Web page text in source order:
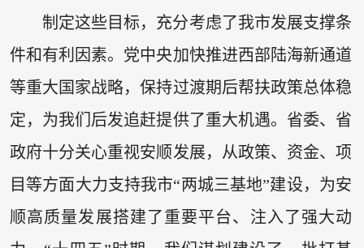
制定这些目标，充分考虑了我市发展支撑条
件和有利因素。党中央加快推进西部陆海新通道
等重大国家战略，保持过渡期后帮扶政策总体稳
定，为我们后发追赶提供了重大机遇。省委、省
政府十分关心重视安顺发展，从政策、资金、项
目等方面大力支持我市“两城三基地”建设，为安
顺高质量发展搭建了重要平台、注入了强大动